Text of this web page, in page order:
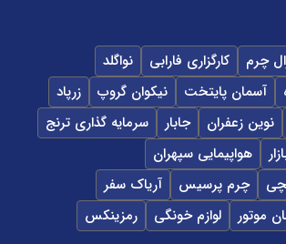
چرم کارگزاری فارابی
نواگلد
آسمان پایتخت نیکوان گروپ
زرپاد
نوین زعفران جابار
سرمایه گذاری ترنج
هواپیمایی سپهران
چرم پرسیس
آریاک سفر
موتور لوازم خونگی رمزینکس